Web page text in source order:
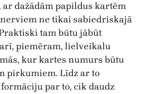
ar dažādām papildus kartēm
ne tikai sabiedriskajā
tam būtu jābūt
piemēram, lielveikalu
kur kartes numurs būtu
pirkumiem. Līdz ar to
par to, cik daudz